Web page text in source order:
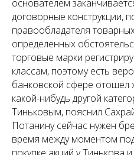
основателем
договорные конструкции,
правообладателя
определенных
торговые марки
классам, поэтому есть
банковской сфере отошел
какой-нибудь другой
Тиньковым, пояснил
Потанину сейчас нужен
время между моментом